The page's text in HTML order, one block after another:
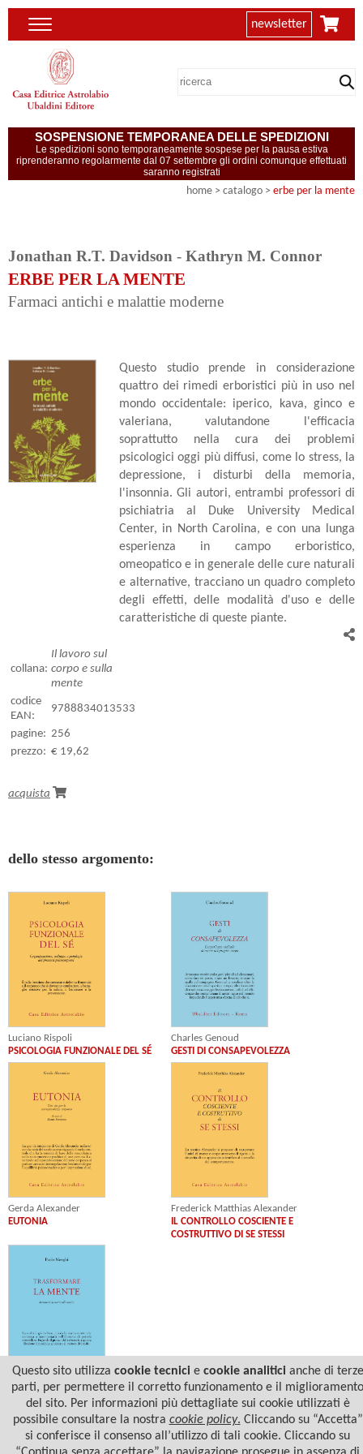
newsletter
SOSPENSIONE TEMPORANEA DELLE SPEDIZIONI
Le spedizioni sono temporaneamente sospese per la pausa estiva
riprenderanno regolarmente dal 07 settembre gli ordini comunque effettuati
saranno registrati
home > catalogo > erbe per la mente
Jonathan R.T. Davidson - Kathryn M. Connor
ERBE PER LA MENTE
Farmaci antichi e malattie moderne
Questo studio prende in considerazione
quattro dei rimedi erboristici più in uso nel
mondo occidentale: iperico, kava, ginco e
valeriana, valutandone l'efficacia
soprattutto nella cura dei problemi
psicologici oggi più diffusi, come lo stress, la
depressione, i disturbi della memoria,
l'insonnia. Gli autori, entrambi professori di
psichiatria al Duke University Medical
Center, in North Carolina, e con una lunga
esperienza in campo erboristico,
omeopatico e in generale delle cure naturali
e alternative, tracciano un quadro completo
degli effetti, delle modalità d'uso e delle
caratteristiche di queste piante.
collana:
Il lavoro sul
corpo e sulla
mente
codice
EAN:
9788834013533
pagine: 256
prezzo: € 19,62
acquista
dello stesso argomento:
Luciano Rispoli
PSICOLOGIA FUNZIONALE DEL SÉ
Charles Genoud
GESTI DI CONSAPEVOLEZZA
Gerda Alexander
EUTONIA
Frederick Matthias Alexander
IL CONTROLLO COSCIENTE E
COSTRUTTIVO DI SE STESSI
Paolo Menghi
TRASFORMARE LA MENTE
Questo sito utilizza cookie tecnicie cookie analiticianche di terze
parti, per permettere il corretto funzionamento e il miglioramento
del sito. Per informazioni più dettagliate sui cookie utilizzati è
possibile consultare la nostra cookie policy. Cliccando su “Accetta”
si conferisce il consenso all’utilizzo di tali cookie. Cliccando su